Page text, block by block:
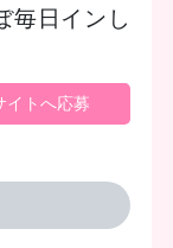
毎日インし
イトへ応募